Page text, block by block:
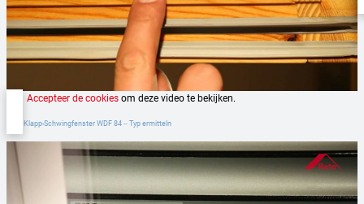
Accepteer de cookies om deze video te bekijken.
Roto Klapp-Schwingfenster WDF 84 ‒ Typ ermitteln